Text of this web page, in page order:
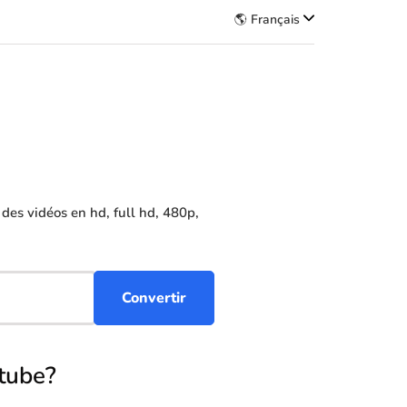
🌎 Français
vidéos en hd, full hd, 480p,